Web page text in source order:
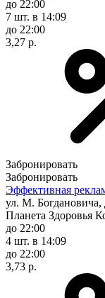
до 22:00
7 шт. в 14:09
до 22:00
3,27 р.
Забронировать
Забронировать
Эффективная
ул. М. Богдановича,
Планета Здоровья
до 22:00
4 шт. в 14:09
до 22:00
3,73 р.